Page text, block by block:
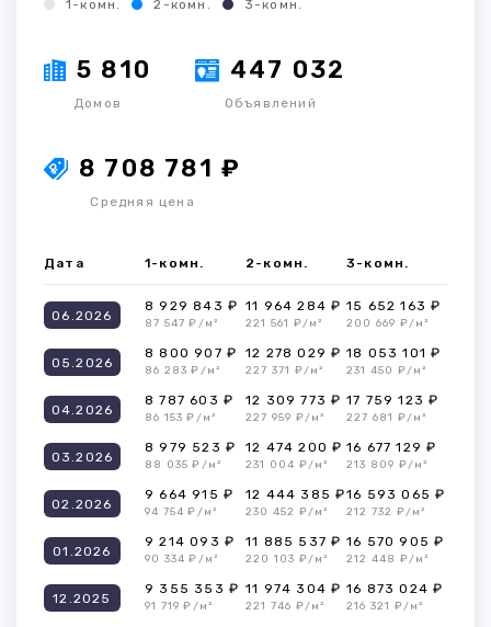
1-комн. 2-комн. 3-комн.
5 810
Домов
447 032
Объявлений
8 708 781 ₽
Средняя цена
Дата 1-комн. 2-комн. 3-комн.
06.2026
8 929 843 ₽
87 547 ₽/м²
11 964 284 ₽
221 561 ₽/м²
15 652 163 ₽
200 669 ₽/м²
05.2026
8 800 907 ₽
86 283 ₽/м²
12 278 029 ₽
227 371 ₽/м²
18 053 101 ₽
231 450 ₽/м²
04.2026
8 787 603 ₽
86 153 ₽/м²
12 309 773 ₽
227 959 ₽/м²
17 759 123 ₽
227 681 ₽/м²
03.2026
8 979 523 ₽
88 035 ₽/м²
12 474 200 ₽
231 004 ₽/м²
16 677 129 ₽
213 809 ₽/м²
02.2026
9 664 915 ₽
94 754 ₽/м²
12 444 385 ₽
230 452 ₽/м²
16 593 065 ₽
212 732 ₽/м²
01.2026
9 214 093 ₽
90 334 ₽/м²
11 885 537 ₽
220 103 ₽/м²
16 570 905 ₽
212 448 ₽/м²
12.2025
9 355 353 ₽
91 719 ₽/м²
11 974 304 ₽
221 746 ₽/м²
16 873 024 ₽
216 321 ₽/м²